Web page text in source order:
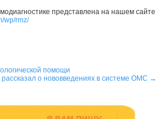
представлена на нашем сайте
wp/rmz/
помощи
о нововведениях в системе ОМС →